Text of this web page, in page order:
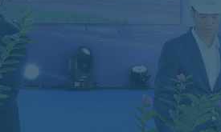
PROMOTEUR IMMOBILIER
CONCEPTEUR – CONSTRUCTEUR
SOLUTIONS ÉNERGÉTIQUES